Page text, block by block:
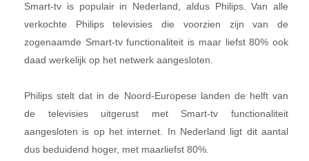
Smart-tv is populair in Nederland, aldus Philips. Van alle
verkochte Philips televisies die voorzien zijn van de
zogenaamde Smart-tv functionaliteit is maar liefst 80% ook
daad werkelijk op het netwerk aangesloten.
Philips stelt dat in de Noord-Europese landen de helft van
de televisies uitgerust met Smart-tv functionaliteit
aangesloten is op het internet. In Nederland ligt dit aantal
dus beduidend hoger, met maarliefst 80%.